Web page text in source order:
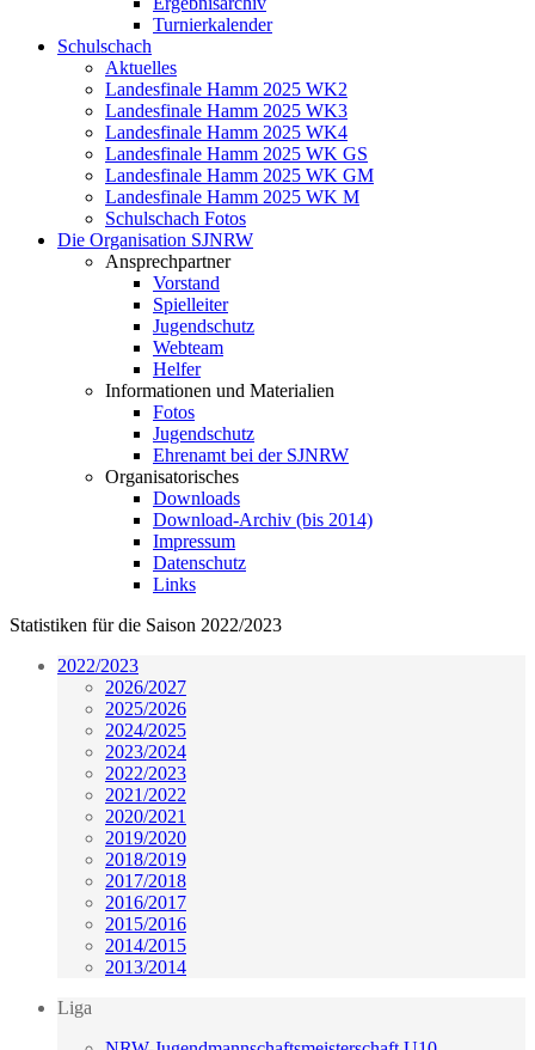
Turnierkalender
Schulschach
Aktuelles
Landesfinale Hamm 2025 WK2
Landesfinale Hamm 2025 WK3
Landesfinale Hamm 2025 WK4
Landesfinale Hamm 2025 WK GS
Landesfinale Hamm 2025 WK GM
Landesfinale Hamm 2025 WK M
Schulschach Fotos
Die Organisation SJNRW
Ansprechpartner
Vorstand
Spielleiter
Jugendschutz
Webteam
Helfer
Informationen und Materialien
Fotos
Jugendschutz
Ehrenamt bei der SJNRW
Organisatorisches
Downloads
Download-Archiv (bis 2014)
Impressum
Datenschutz
Links
Statistiken für die Saison 2022/2023
2022/2023
2026/2027
2025/2026
2024/2025
2023/2024
2022/2023
2021/2022
2020/2021
2019/2020
2018/2019
2017/2018
2016/2017
2015/2016
2014/2015
2013/2014
Liga